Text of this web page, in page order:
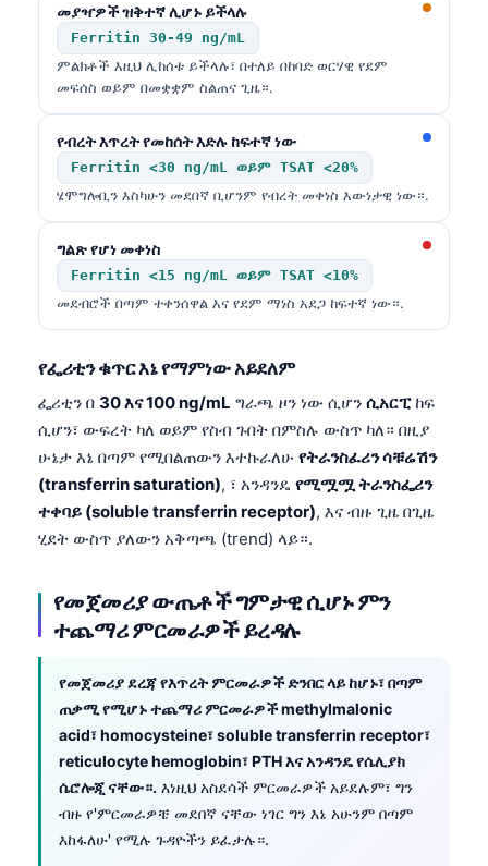
መያዣዎች ዝቅተኛ ሊሆኑ ይችላሉ
Ferritin 30-49 ng/mL
ምልክቶች እዚህ ሊከሰቱ ይችላሉ፣ በተለይ በከባድ ወርሃዊ የደም
መፍሰስ ወይም በመቋቋም ስልጠና ጊዜ።.
የብረት እጥረት የመከሰት እድሉ ከፍተኛ ነው
Ferritin <30 ng/mL ወይም TSAT <20%
ሄሞግሎቢን እስካሁን መደበኛ ቢሆንም የብረት መቀነስ እውነታዊ ነው።.
ግልጽ የሆነ መቀነስ
Ferritin <15 ng/mL ወይም TSAT <10%
መደብሮች በጣም ተቀንሰዋል እና የደም ማነስ አደጋ ከፍተኛ ነው።.
የፌሪቲን ቁጥር እኔ የማምነው አይደለም
ፌሪቲን በ 30 እና 100 ng/mL ግራጫ ዞን ነው ሲሆን ሲአርፒከፍ
ሲሆን፣ ውፍረት ካለ ወይም የስብ ጉበት በምስሉ ውስጥ ካለ። በዚያ
ሁኔታ እኔ በጣም የሚበልጠውን እተኩራለሁ የትራንስፈሪን ሳቹሬሽን
(transferrin saturation), ፣ አንዳንዴ የሚሟሟ ትራንስፌሪን
ተቀባይ (soluble transferrin receptor), እና ብዙ ጊዜ በጊዜ
ሂደት ውስጥ ያለውን አቅጣጫ (trend) ላይ።.
የመጀመሪያ ውጤቶች ግምታዊ ሲሆኑ ምን
ተጨማሪ ምርመራዎች ይረዳሉ
የመጀመሪያ ደረጃ የእጥረት ምርመራዎች ድንበር ላይ ከሆኑ፣ በጣም
ጠቃሚ የሚሆኑ ተጨማሪ ምርመራዎች methylmalonic
acid፣ homocysteine፣ soluble transferrin receptor፣
reticulocyte hemoglobin፣ PTH እና አንዳንዴ የሴሊያክ
ሴሮሎጂ ናቸው።. እነዚህ አስደሳች ምርመራዎች አይደሉም፣ ግን
ብዙ የ'ምርመራዎቼ መደበኛ ናቸው ነገር ግን እኔ አሁንም በጣም
እከፋለሁ' የሚሉ ጉዳዮችን ይፈታሉ።.
తెలుగు
தமிழ்
ગુજરાતી
ಕನ್ನಡ
മലയാളം
Tiếng Việt
Tagalog
ဗမာစာ
ភាសាខ្មែរ
Kiswahili
Українська
O‘zbekcha
Қазақ тілі
Suomi
Slovenčina
كوردی‎
سنڌي
සිංහල
অসমীয়া